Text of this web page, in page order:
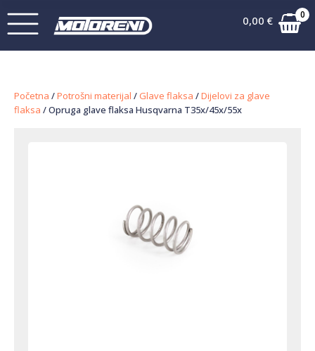
0,00 € 0
Početna /Potrošni materijal / Glave flaksa /Dijelovi za glave
flaksa / Opruga glave flaksa Husqvarna T35x/45x/55x